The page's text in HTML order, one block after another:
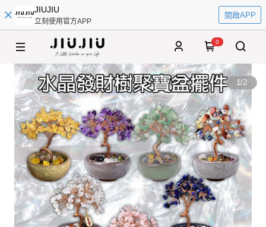
JIUJIU
立刻使用官方APP
開啟APP
0
1/2